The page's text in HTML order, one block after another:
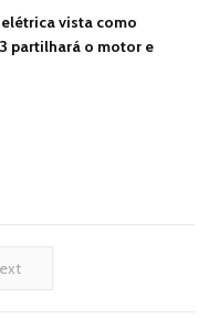
vista como
partilhará o motor e